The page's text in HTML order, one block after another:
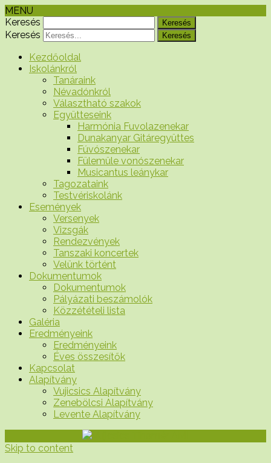
MENU
Keresés
Keresés
Kezdőoldal
Iskolánkról
Tanáraink
Névadónkról
Választható szakok
Együtteseink
Harmónia Fuvolazenekar
Dunakanyar Gitáregyüttes
Fúvószenekar
Fülemüle vonószenekar
Musicantus leánykar
Tagozataink
Testvériskolánk
Események
Versenyek
Vizsgák
Rendezvények
Tanszaki koncertek
Velünk történt
Dokumentumok
Dokumentumok
Pályázati beszámolók
Közzétételi lista
Galéria
Eredményeink
Eredményeink
Éves összesítők
Kapcsolat
Alapítvány
Vujicsics Alapítvány
Zenebölcsi Alapítvány
Levente Alapítvány
Skip to content